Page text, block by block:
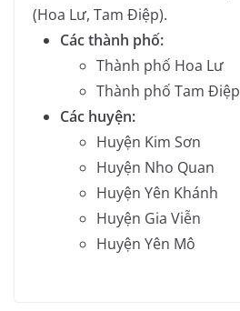
(Hoa Lư, Tam Điệp).
Các thành phố:
Thành phố Hoa Lư
Thành phố Tam Điệp
Các huyện:
Huyện Kim Sơn
Huyện Nho Quan
Huyện Yên Khánh
Huyện Gia Viễn
Huyện Yên Mô